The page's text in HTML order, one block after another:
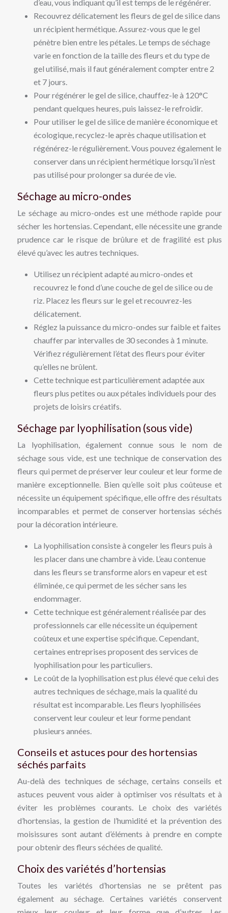
d’eau, vous indiquant qu’il est temps de le régénérer.
Recouvrez délicatement les fleurs de gel de silice dans
un récipient hermétique. Assurez-vous que le gel
pénètre bien entre les pétales. Le temps de séchage
varie en fonction de la taille des fleurs et du type de
gel utilisé, mais il faut généralement compter entre 2
et 7 jours.
Pour régénérer le gel de silice, chauffez-le à 120°C
pendant quelques heures, puis laissez-le refroidir.
Pour utiliser le gel de silice de manière économique et
écologique, recyclez-le après chaque utilisation et
régénérez-le régulièrement. Vous pouvez également le
conserver dans un récipient hermétique lorsqu’il n’est
pas utilisé pour prolonger sa durée de vie.
Séchage au micro-ondes
Le séchage au micro-ondes est une méthode rapide pour
sécher les hortensias. Cependant, elle nécessite une grande
prudence car le risque de brûlure et de fragilité est plus
élevé qu’avec les autres techniques.
Utilisez un récipient adapté au micro-ondes et
recouvrez le fond d’une couche de gel de silice ou de
riz. Placez les fleurs sur le gel et recouvrez-les
délicatement.
Réglez la puissance du micro-ondes sur faible et faites
chauffer par intervalles de 30 secondes à 1 minute.
Vérifiez régulièrement l’état des fleurs pour éviter
qu’elles ne brûlent.
Cette technique est particulièrement adaptée aux
fleurs plus petites ou aux pétales individuels pour des
projets de loisirs créatifs.
Séchage par lyophilisation (sous vide)
La lyophilisation, également connue sous le nom de
séchage sous vide, est une technique de conservation des
fleurs qui permet de préserver leur couleur et leur forme de
manière exceptionnelle. Bien qu’elle soit plus coûteuse et
nécessite un équipement spécifique, elle offre des résultats
incomparables et permet de conserver hortensias séchés
pour la décoration intérieure.
La lyophilisation consiste à congeler les fleurs puis à
les placer dans une chambre à vide. L’eau contenue
dans les fleurs se transforme alors en vapeur et est
éliminée, ce qui permet de les sécher sans les
endommager.
Cette technique est généralement réalisée par des
professionnels car elle nécessite un équipement
coûteux et une expertise spécifique. Cependant,
certaines entreprises proposent des services de
lyophilisation pour les particuliers.
Le coût de la lyophilisation est plus élevé que celui des
autres techniques de séchage, mais la qualité du
résultat est incomparable. Les fleurs lyophilisées
conservent leur couleur et leur forme pendant
plusieurs années.
Conseils et astuces pour des hortensias
séchés parfaits
Au-delà des techniques de séchage, certains conseils et
astuces peuvent vous aider à optimiser vos résultats et à
éviter les problèmes courants. Le choix des variétés
d’hortensias, la gestion de l’humidité et la prévention des
moisissures sont autant d’éléments à prendre en compte
pour obtenir des fleurs séchées de qualité.
Choix des variétés d’hortensias
Toutes les variétés d’hortensias ne se prêtent pas
également au séchage. Certaines variétés conservent